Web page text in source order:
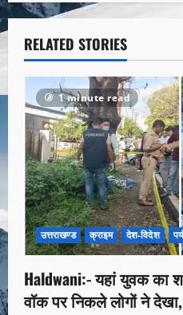
RELATED STORIES
1 minute read
उत्तराखण्ड क्राइम देश-विदेश
Haldwani:- यहां युवक का
वॉक पर निकले लोगों ने